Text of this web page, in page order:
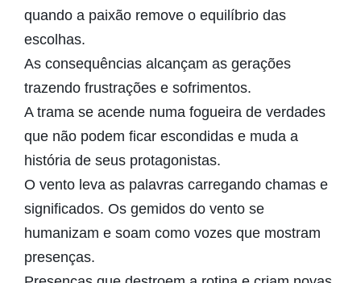
quando a paixão remove o equilíbrio das
escolhas.
As consequências alcançam as gerações
trazendo frustrações e sofrimentos.
A trama se acende numa fogueira de verdades
que não podem ficar escondidas e muda a
história de seus protagonistas.
O vento leva as palavras carregando chamas e
significados. Os gemidos do vento se
humanizam e soam como vozes que mostram
presenças.